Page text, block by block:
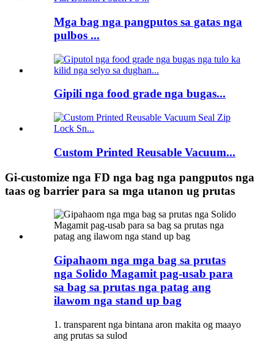
Mga bag nga pangputos sa gatas nga
pulbos ...
Gipili nga food grade nga bugas...
Custom Printed Reusable Vacuum...
Gi-customize nga FD nga bag nga pangputos nga
taas og barrier para sa mga utanon ug prutas
Gipahaom nga mga bag sa prutas
nga Solido Magamit pag-usab para
sa bag sa prutas nga patag ang
ilawom nga stand up bag
1. transparent nga bintana aron makita og maayo
ang prutas sa sulod